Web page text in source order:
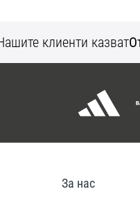
клиенти казват
За нас